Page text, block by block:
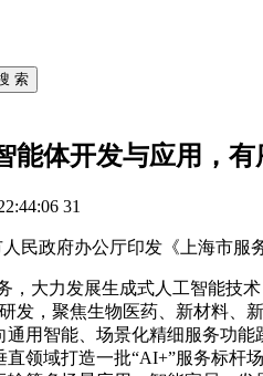
索
能体开发与应用，
31
民政府办公厅印发《上海市服
，大力发展生成式人工智能技
发，聚焦生物医药、新材料、
用智能、场景化精细服务功
领域打造一批“AI+”服务标